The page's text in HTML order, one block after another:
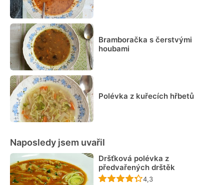
Bramboračka s čerstvými
houbami
Polévka z kuřecích hřbetů
Naposledy jsem uvařil
Dršťková polévka z
předvařených drštěk
Recept ještě nebyl
4,3